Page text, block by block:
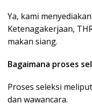
Ya, kami
Ketenagakerjaan,
makan siang.
Bagaimana proses
Proses seleksi
dan wawancara.